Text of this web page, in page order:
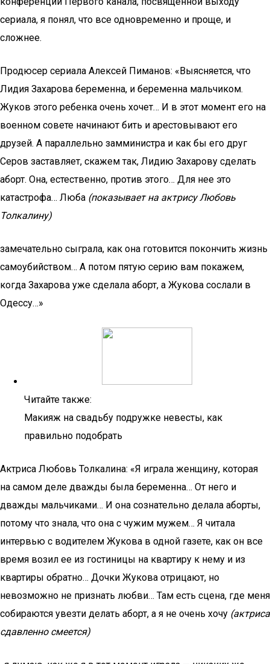
сериала, я понял, что все одновременно и проще, и
сложнее.
Продюсер сериала Алексей Пиманов: «Выясняется, что
Лидия Захарова беременна, и беременна мальчиком.
Жуков этого ребенка очень хочет… И в этот момент его на
военном совете начинают бить и арестовывают его
друзей. А параллельно замминистра и как бы его друг
Серов заставляет, скажем так, Лидию Захарову сделать
аборт. Она, естественно, против этого… Для нее это
катастрофа… Люба (показывает на актрису Любовь
Толкалину)
замечательно сыграла, как она готовится покончить жизнь
самоубийством… А потом пятую серию вам покажем,
когда Захарова уже сделала аборт, а Жукова сослали в
Одессу…»
Читайте также:
Макияж на свадьбу подружке невесты, как
правильно подобрать
Актриса Любовь Толкалина: «Я играла женщину, которая
на самом деле дважды была беременна… От него и
дважды мальчиками… И она сознательно делала аборты,
потому что знала, что она с чужим мужем… Я читала
интервью с водителем Жукова в одной газете, как он все
время возил ее из гостиницы на квартиру к нему и из
квартиры обратно… Дочки Жукова отрицают, но
невозможно не признать любви… Там есть сцена, где меня
собираются увезти делать аборт, а я не очень хочу (актриса
сдавленно смеется)